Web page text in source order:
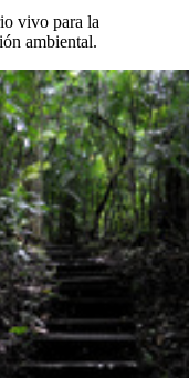
vivo para la
ambiental.